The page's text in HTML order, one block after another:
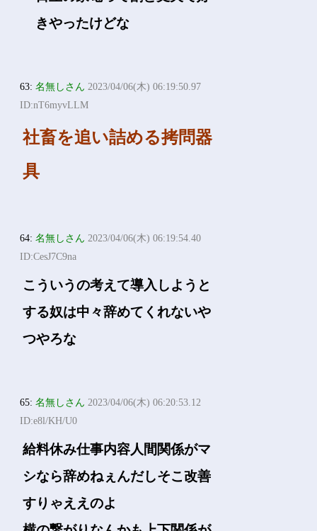
きやったけどな
63:名無しさん 2023/04/06(木) 06:19:50.97
ID:nT6myvLLM
社畜を追い詰める拷問器
具
64:名無しさん 2023/04/06(木) 06:19:54.40
ID:CesJ7C9na
こういうの考えて導入しようと
する奴は中々辞めてくれないや
つやろな
65:名無しさん 2023/04/06(木) 06:20:53.12
ID:e8l/KH/U0
給料休み仕事内容人間関係がマ
シなら辞めねぇんだしそこ改善
すりゃええのよ